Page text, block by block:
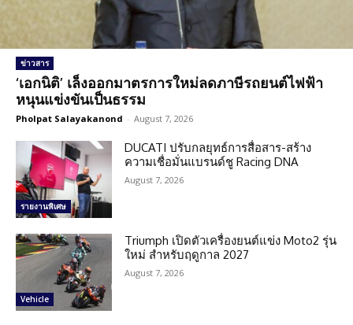
ข่าวสาร
‘เอกนิติ’ เล็งออกมาตรการใหม่ลดภาษีรถยนต์ไฟฟ้า
หนุนแข่งขันเป็นธรรม
Pholpat Salayakanond - August 7, 2026
รายงานพิเศษ
DUCATI ปรับกลยุทธ์การสื่อสาร-สร้าง
ความเชื่อมั่นแบรนด์ชู Racing DNA
August 7, 2026
Vehicle
Triumph เปิดตัวเครื่องยนต์แข่ง Moto2 รุ่น
ใหม่ สำหรับฤดูกาล 2027
August 7, 2026